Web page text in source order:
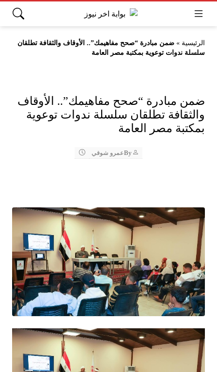
الرئيسية » ضمن مبادرة “صحح مفاهيمك”.. الأوقاف والثقافة تطلقان
سلسلة ندوات توعوية بمكتبة مصر العامة
ضمن مبادرة “صحح مفاهيمك”.. الأوقاف
والثقافة تطلقان سلسلة ندوات توعوية
بمكتبة مصر العامة
Byعمرو شوقي